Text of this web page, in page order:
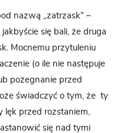
nazwą „zatrzask” –
się bali, że druga
Mocnemu przytuleniu
(o ile nie następuje
pożegnanie przed
świadczyć o tym, że ty
lęk przed rozstaniem,
się nad tymi